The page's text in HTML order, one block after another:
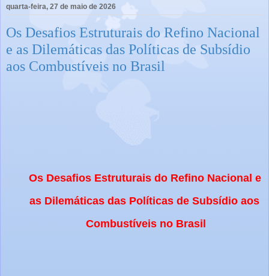
quarta-feira, 27 de maio de 2026
Os Desafios Estruturais do Refino Nacional
e as Dilemáticas das Políticas de Subsídio
aos Combustíveis no Brasil
Os Desafios Estruturais do Refino Nacional e
as Dilemáticas das Políticas de Subsídio aos
Combustíveis no Brasil